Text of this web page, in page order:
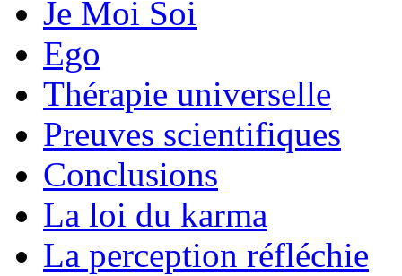
Je Moi Soi
Ego
Thérapie universelle
Preuves scientifiques
Conclusions
La loi du karma
La perception réfléchie